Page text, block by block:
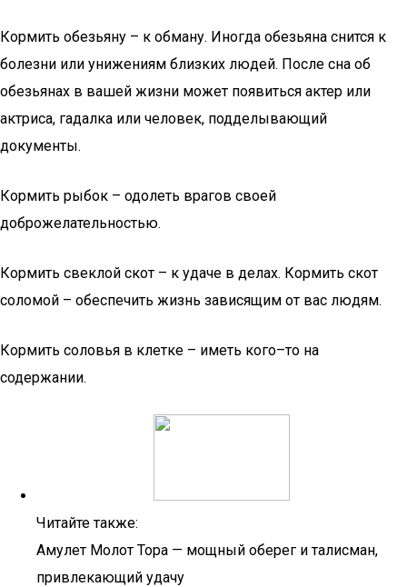
Кормить обезьяну – к обману. Иногда обезьяна снится к
болезни или унижениям близких людей. После сна об
обезьянах в вашей жизни может появиться актер или
актриса, гадалка или человек, подделывающий
документы.
Кормить рыбок – одолеть врагов своей
доброжелательностью.
Кормить свеклой скот – к удаче в делах. Кормить скот
соломой – обеспечить жизнь зависящим от вас людям.
Кормить соловья в клетке – иметь кого–то на
содержании.
Читайте также:
Амулет Молот Тора — мощный оберег и талисман,
привлекающий удачу